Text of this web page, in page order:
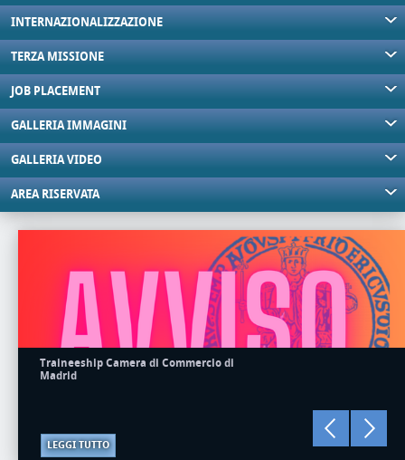
INTERNAZIONALIZZAZIONE
TERZA MISSIONE
JOB PLACEMENT
GALLERIA IMMAGINI
GALLERIA VIDEO
AREA RISERVATA
Traineeship Camera di Commercio di
Madrid
LEGGI TUTTO